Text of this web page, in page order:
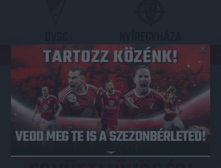
SPARTACUS
OTP BANK LIGA 3. FORDULÓ
2026.08.09. - 17:30 Nagyerdei Stadion
JEGYVÁSÁRLÁS
×